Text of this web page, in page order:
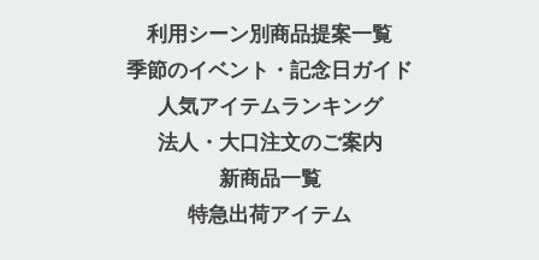
利用シーン別商品提案一覧
季節のイベント・記念日ガイド
人気アイテムランキング
法人・大口注文のご案内
新商品一覧
特急出荷アイテム